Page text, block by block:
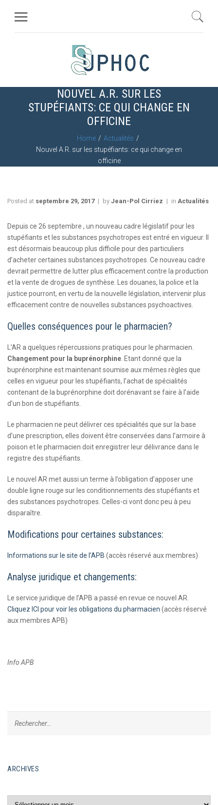
NOUVEL A.R. SUR LES
STUPÉFIANTS: CE QUI CHANGE EN
OFFICINE
Home
Actualités
Nouvel A.R. sur les stupéfiants: ce qui change en
officine
Posted at septembre 29, 2017 by Jean-Pol Cirriez in Actualités
​Depuis ce 26 septembre , un nouveau cadre législatif pour les
stupéfiants et les substances psychotropes est entré en vigueur. Il
est désormais beaucoup plus difficile pour des particuliers
d’acheter certaines substances psychotropes. Ce nouveau cadre
devrait permettre de lutter plus efficacement contre la production
et la vente de drogues de synthèse. Les douanes, la police et la
justice pourront, en vertu de la nouvelle législation, intervenir plus
efficacement contre de nouvelles substances psychoactives.
Quelles conséquences pour le pharmacien?
L’AR a quelques répercussions pratiques pour le pharmacien.
Changement pour la buprénorphine . Etant donné que la
buprénorphine est maintenant soumise aux mêmes règles que
celles en vigueur pour les stupéfiants, l’achat de spécialités
contenant de la buprénorphine doit dorénavant se faire à l’aide
d’un bon de stupéfiants.
Le pharmacien ne peut délivrer ces spécialités que sur la base
d’une prescription, elles doivent être conservées dans l’armoire à
poison et le pharmacien doit enregistrer leur délivrance dans le
registre des stupéfiants.
Le nouvel AR met aussi un terme à l’obligation d’apposer une
double ligne rouge sur les conditionnements des stupéfiants et
des substances psychotropes. Celles-ci vont donc peu à peu
disparaître.
Modifications pour certaines substances:
Informations sur le site de l’APB (accès réservé aux membres)
Analyse juridique et changements:
Le service juridique de l’APB a passé en revue ce nouvel AR.
Cliquez ICI pour voir les obligations du pharmacien (accès réservé
aux membres APB)
Info APB
ARCHIVES